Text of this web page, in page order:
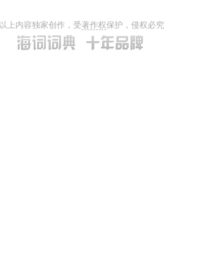
以上内容独家创作，受著作权保护，侵权必究